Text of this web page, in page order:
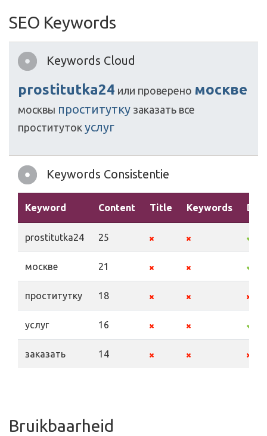
SEO Keywords
Keywords Cloud
prostitutka24 или проверено москве
москвы проститутку заказать все
проституток услуг
Keywords Consistentie
Keyword Content Title Keywords
prostitutka24 25
москве 21
проститутку 18
услуг 16
заказать 14
Bruikbaarheid